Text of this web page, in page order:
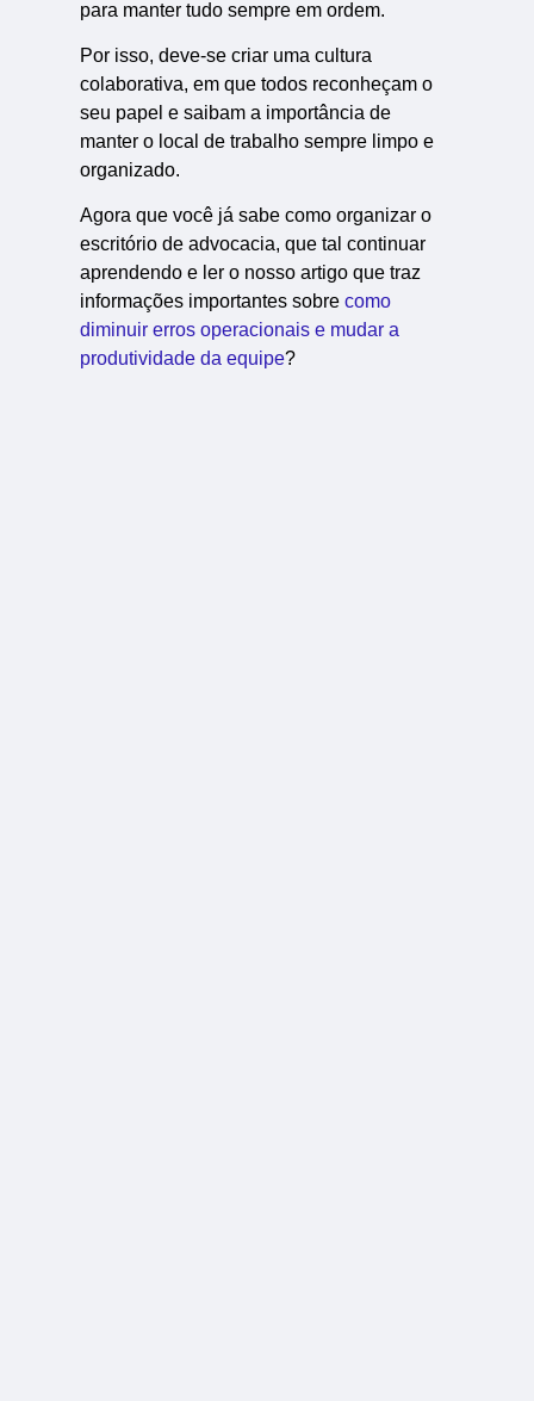
para manter tudo sempre em ordem.
Por isso, deve-se criar uma cultura
colaborativa, em que todos reconheçam o
seu papel e saibam a importância de
manter o local de trabalho sempre limpo e
organizado.
Agora que você já sabe como organizar o
escritório de advocacia, que tal continuar
aprendendo e ler o nosso artigo que traz
informações importantes sobrecomo
diminuir erros operacionais e mudar a
produtividade da equipe?